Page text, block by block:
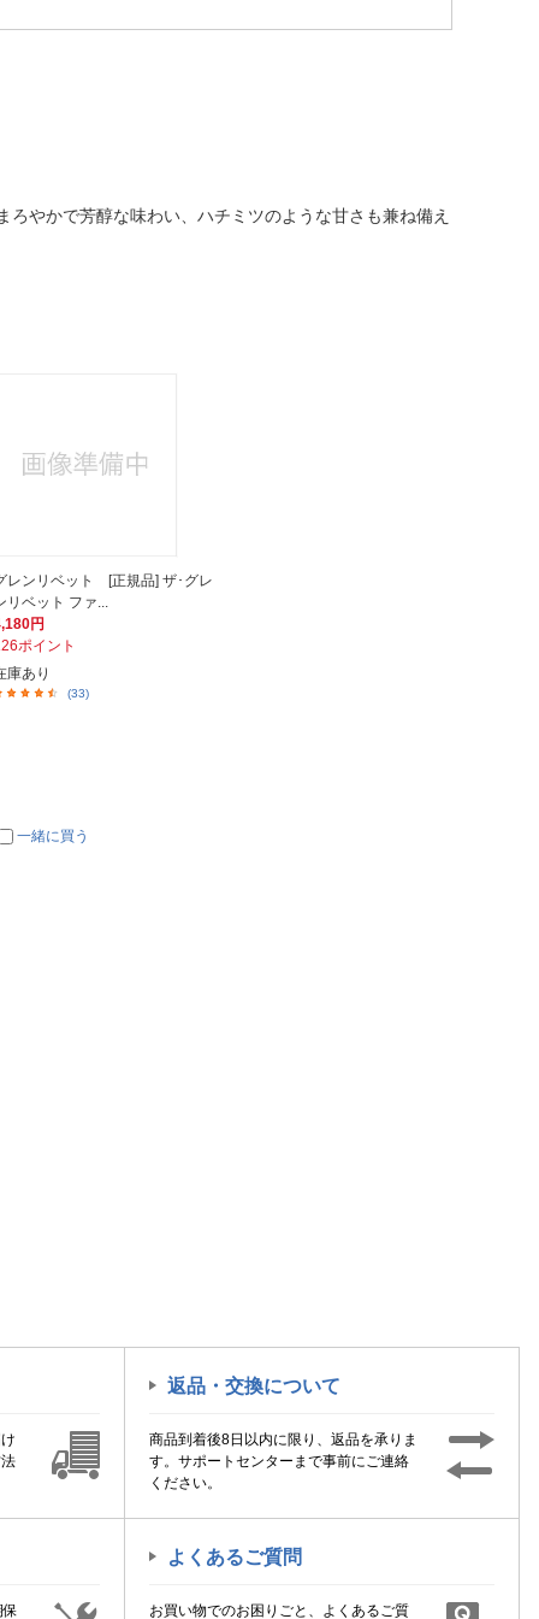
やかで芳醇な味わい、ハチミツのような甘さも兼ね備え
レンリベット [正規品] ザ･グレ
リベット ファ...
円
ポイント
庫あり
(33)
一緒に買う
返品・交換について
商品到着後8日以内に限り、返品を承りま
す。サポートセンターまで事前にご連絡
ください。
よくあるご質問
お買い物でのお困りごと、よくあるご質